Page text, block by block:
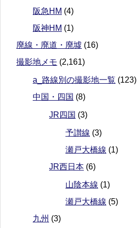
阪急HM (4)
阪神HM (1)
廃線・廃道・廃墟 (16)
撮影地メモ (2,161)
a_路線別の撮影地一覧 (123)
中国・四国 (8)
JR四国 (3)
予讃線 (3)
瀬戸大橋線 (1)
JR西日本 (6)
山陰本線 (1)
瀬戸大橋線 (5)
九州 (3)